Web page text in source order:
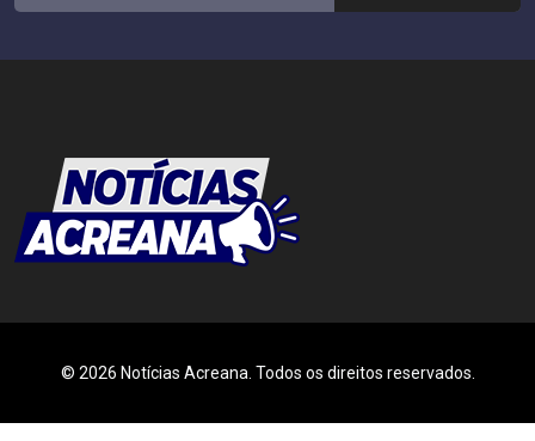
© 2026 Notícias Acreana. Todos os direitos reservados.